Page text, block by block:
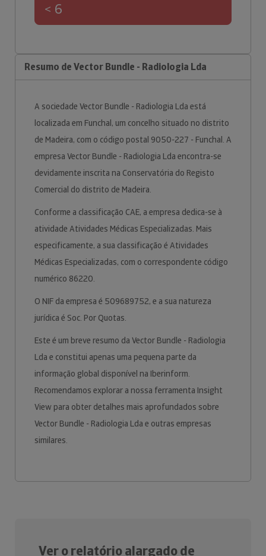
< 6
Resumo de Vector Bundle - Radiologia Lda
A sociedade Vector Bundle - Radiologia Lda está
localizada em Funchal, um concelho situado no distrito
de Madeira, com o código postal 9050-227 - Funchal. A
empresa Vector Bundle - Radiologia Lda encontra-se
devidamente inscrita na Conservatória do Registo
Comercial do distrito de Madeira.
Conforme a classificação CAE, a empresa dedica-se à
atividade Atividades Médicas Especializadas. Mais
especificamente, a sua classificação é Atividades
Médicas Especializadas, com o correspondente código
numérico 86220.
O NIF da empresa é 509689752, e a sua natureza
jurídica é Soc. Por Quotas.
Este é um breve resumo da Vector Bundle - Radiologia
Lda e constitui apenas uma pequena parte da
informação global disponível na Iberinform.
Recomendamos explorar a nossa ferramenta Insight
View para obter detalhes mais aprofundados sobre
Vector Bundle - Radiologia Lda e outras empresas
similares.
Ver o relatório alargado de